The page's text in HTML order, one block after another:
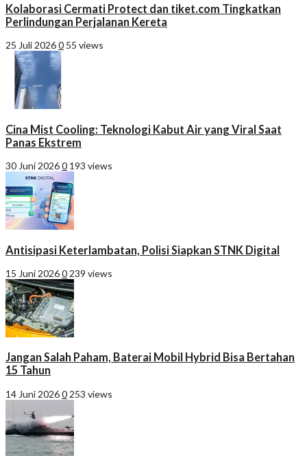
Kolaborasi Cermati Protect dan tiket.com Tingkatkan
Perlindungan Perjalanan Kereta
25 Juli 20260 55 views
Cina Mist Cooling: Teknologi Kabut Air yang Viral Saat
Panas Ekstrem
30 Juni 20260 193 views
Antisipasi Keterlambatan, Polisi Siapkan STNK Digital
15 Juni 20260 239 views
Jangan Salah Paham, Baterai Mobil Hybrid Bisa Bertahan
15 Tahun
14 Juni 20260 253 views